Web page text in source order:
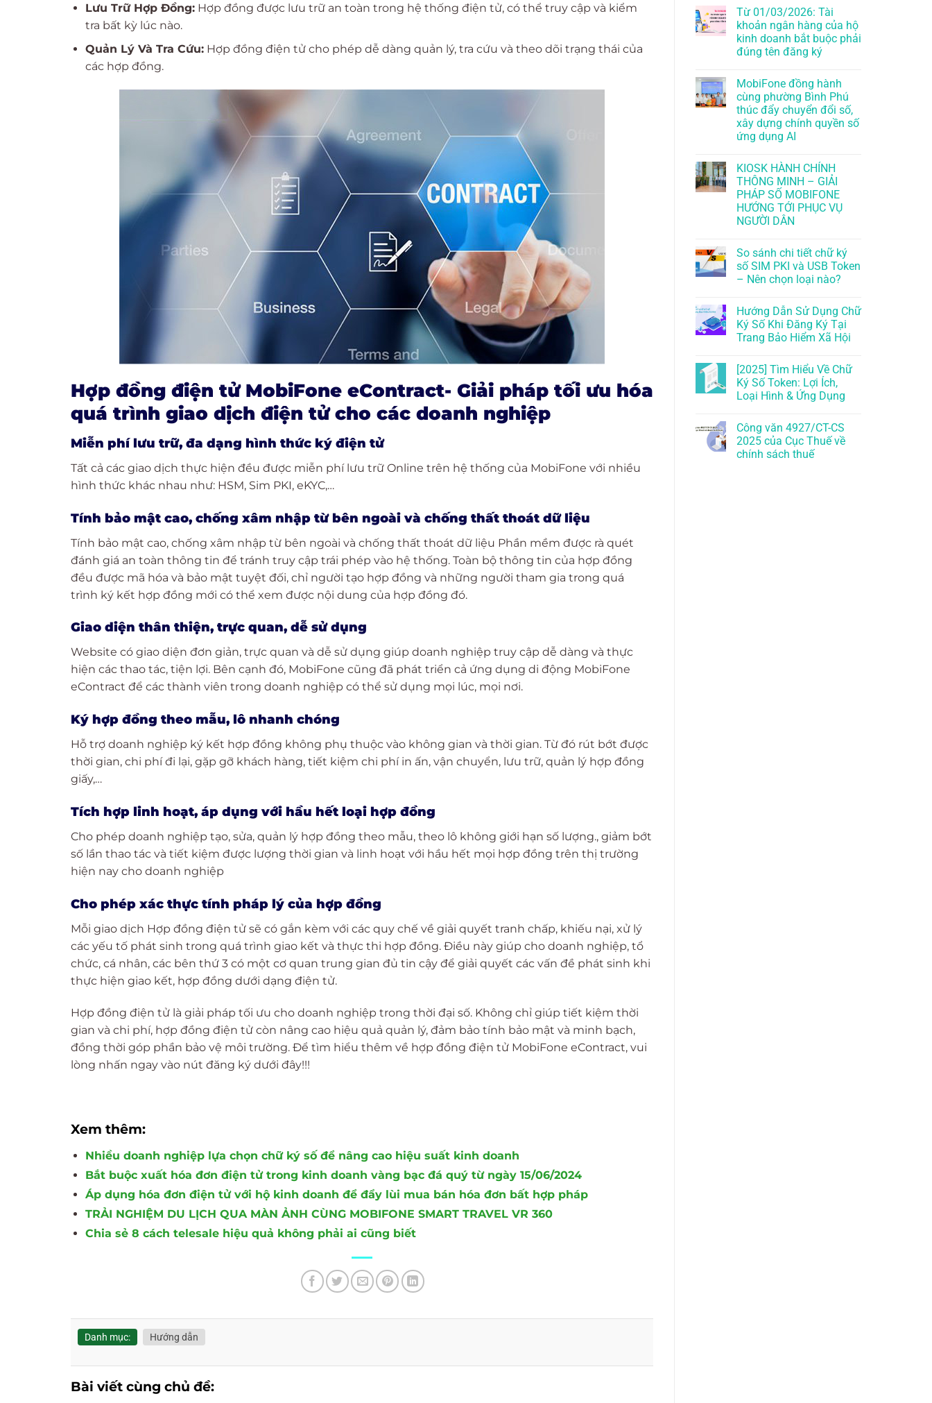
Lưu Trữ Hợp Đồng:Hợp đồng được lưu trữ an toàn trong hệ thống điện tử, có thể truy cập và kiểm
tra bất kỳ lúc nào.
Quản Lý Và Tra Cứu:Hợp đồng điện tử cho phép dễ dàng quản lý, tra cứu và theo dõi trạng thái của
các hợp đồng.
Hợp đồng điện tử MobiFone eContract- Giải pháp tối ưu hóa
quá trình giao dịch điện tử cho các doanh nghiệp
Miễn phí lưu trữ, đa dạng hình thức ký điện tử
Tất cả các giao dịch thực hiện đều được miễn phí lưu trữ Online trên hệ thống của MobiFone với nhiều
hình thức khác nhau như: HSM, Sim PKI, eKYC,…
Tính bảo mật cao, chống xâm nhập từ bên ngoài và chống thất thoát dữ liệu
Tính bảo mật cao, chống xâm nhập từ bên ngoài và chống thất thoát dữ liệu Phần mềm được rà quét
đánh giá an toàn thông tin để tránh truy cập trái phép vào hệ thống. Toàn bộ thông tin của hợp đồng
đều được mã hóa và bảo mật tuyệt đối, chỉ người tạo hợp đồng và những người tham gia trong quá
trình ký kết hợp đồng mới có thể xem được nội dung của hợp đồng đó.
Giao diện thân thiện, trực quan, dễ sử dụng
Website có giao diện đơn giản, trực quan và dễ sử dụng giúp doanh nghiệp truy cập dễ dàng và thực
hiện các thao tác, tiện lợi. Bên cạnh đó, MobiFone cũng đã phát triển cả ứng dụng di động MobiFone
eContract để các thành viên trong doanh nghiệp có thể sử dụng mọi lúc, mọi nơi.
Ký hợp đồng theo mẫu, lô nhanh chóng
Hỗ trợ doanh nghiệp ký kết hợp đồng không phụ thuộc vào không gian và thời gian. Từ đó rút bớt được
thời gian, chi phí đi lại, gặp gỡ khách hàng, tiết kiệm chi phí in ấn, vận chuyển, lưu trữ, quản lý hợp đồng
giấy,…
Tích hợp linh hoạt, áp dụng với hầu hết loại hợp đồng
Cho phép doanh nghiệp tạo, sửa, quản lý hợp đồng theo mẫu, theo lô không giới hạn số lượng., giảm bớt
số lần thao tác và tiết kiệm được lượng thời gian và linh hoạt với hầu hết mọi hợp đồng trên thị trường
hiện nay cho doanh nghiệp
Cho phép xác thực tính pháp lý của hợp đồng
Mỗi giao dịch Hợp đồng điện tử sẽ có gắn kèm với các quy chế về giải quyết tranh chấp, khiếu nại, xử lý
các yếu tố phát sinh trong quá trình giao kết và thực thi hợp đồng. Điều này giúp cho doanh nghiệp, tổ
chức, cá nhân, các bên thứ 3 có một cơ quan trung gian đủ tin cậy để giải quyết các vấn đề phát sinh khi
thực hiện giao kết, hợp đồng dưới dạng điện tử.
Hợp đồng điện tử là giải pháp tối ưu cho doanh nghiệp trong thời đại số. Không chỉ giúp tiết kiệm thời
gian và chi phí, hợp đồng điện tử còn nâng cao hiệu quả quản lý, đảm bảo tính bảo mật và minh bạch,
đồng thời góp phần bảo vệ môi trường. Để tìm hiểu thêm về hợp đồng điện tử MobiFone eContract, vui
lòng nhấn ngay vào nút đăng ký dưới đây!!!
Xem thêm:
Nhiều doanh nghiệp lựa chọn chữ ký số để nâng cao hiệu suất kinh doanh
Bắt buộc xuất hóa đơn điện tử trong kinh doanh vàng bạc đá quý từ ngày 15/06/2024
Áp dụng hóa đơn điện tử với hộ kinh doanh để đẩy lùi mua bán hóa đơn bất hợp pháp
TRẢI NGHIỆM DU LỊCH QUA MÀN ẢNH CÙNG MOBIFONE SMART TRAVEL VR 360
Chia sẻ 8 cách telesale hiệu quả không phải ai cũng biết
Danh mục: Hướng dẫn
Bài viết cùng chủ đề:
Từ 01/03/2026: Tài
khoản ngân hàng của hộ
kinh doanh bắt buộc phải
đúng tên đăng ký
MobiFone đồng hành
cùng phường Bình Phú
thúc đẩy chuyển đổi số,
xây dựng chính quyền số
ứng dụng AI
KIOSK HÀNH CHÍNH
THÔNG MINH – GIẢI
PHÁP SỐ MOBIFONE
HƯỚNG TỚI PHỤC VỤ
NGƯỜI DÂN
So sánh chi tiết chữ ký
số SIM PKI và USB Token
– Nên chọn loại nào?
Hướng Dẫn Sử Dụng Chữ
Ký Số Khi Đăng Ký Tại
Trang Bảo Hiểm Xã Hội
[2025] Tìm Hiểu Về Chữ
Ký Số Token: Lợi Ích,
Loại Hình & Ứng Dụng
Công văn 4927/CT-CS
2025 của Cục Thuế về
chính sách thuế